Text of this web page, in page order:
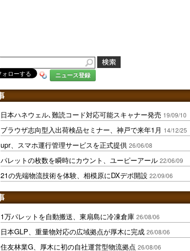
ニュース登録
日本ハネウェル､難読コード対応可能スキャナー発売 19/09/10
ブラウザ志向型入出荷検品セミナー、神戸で来年1月 14/12/25
upr、スマホ運行管理サービスを正式提供 26/06/08
パレットの枚数を瞬時にカウント、ユーピーアール 22/06/09
21の先端物流技術を体験、相模原にDXデポ開設 22/09/06
1万パレットを自動搬送、東扇島に冷凍倉庫 26/08/06
日本GLP、重量物対応の広域拠点が厚木に完成 26/08/06
住友林業G、厚木に初の自社運営型物流拠点 26/08/06